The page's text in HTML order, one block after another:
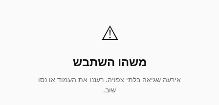
⚠️
משהו השתבש
אירעה שגיאה בלתי צפויה. רעננו את העמוד או נסו
שוב.